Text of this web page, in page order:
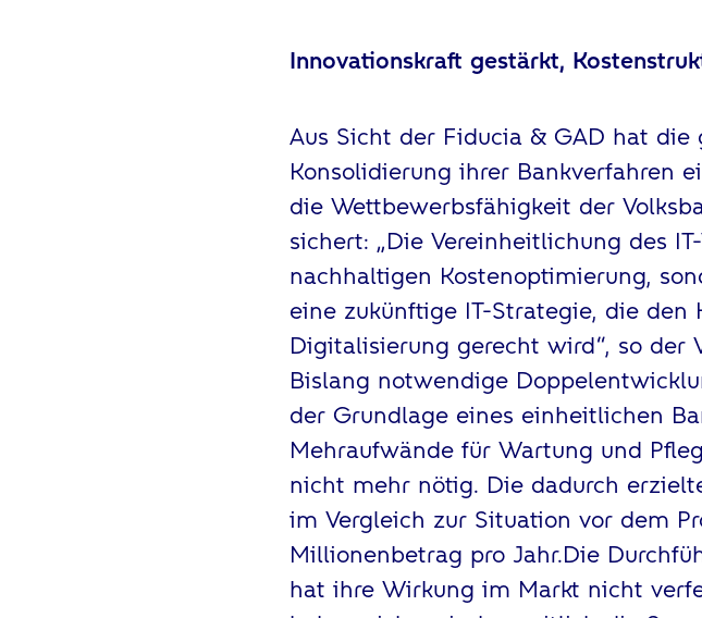
Innovationskraft gestärkt,
Aus Sicht der Fiducia & GAD hat
Konsolidierung ihrer Bankverfahren
die Wettbewerbsfähigkeit der
sichert: „Die Vereinheitlichung des
nachhaltigen Kostenoptimierung,
eine zukünftige IT-Strategie, die den
Digitalisierung gerecht wird“, so der
Bislang notwendige
der Grundlage eines einheitlichen
Mehraufwände für Wartung und
nicht mehr nötig. Die dadurch
im Vergleich zur Situation vor dem
Millionenbetrag pro Jahr.Die
hat ihre Wirkung im Markt nicht